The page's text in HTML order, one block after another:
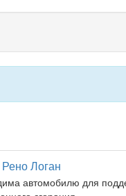
Логан
автомобилю для